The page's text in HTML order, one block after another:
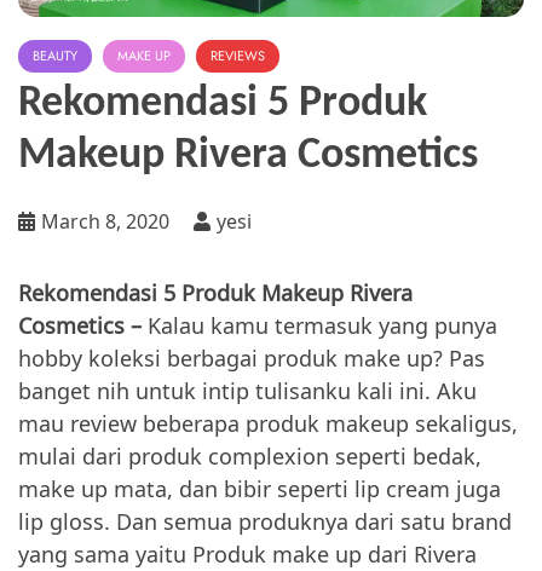
BEAUTY MAKE UP REVIEWS
Rekomendasi 5 Produk
Makeup Rivera Cosmetics
March 8, 2020 yesi
Rekomendasi 5 Produk Makeup Rivera
Cosmetics – Kalau kamu termasuk yang punya
hobby koleksi berbagai produk make up? Pas
banget nih untuk intip tulisanku kali ini. Aku
mau review beberapa produk makeup sekaligus,
mulai dari produk complexion seperti bedak,
make up mata, dan bibir seperti lip cream juga
lip gloss. Dan semua produknya dari satu brand
yang sama yaitu Produk make up dari Rivera